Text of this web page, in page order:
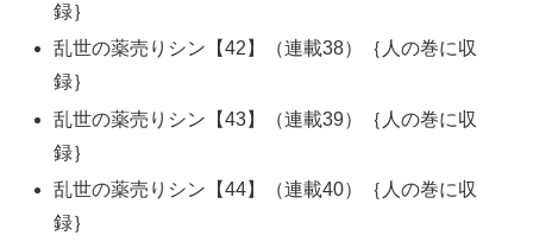
録｝
乱世の薬売りシン【42】（連載38）｛人の巻に収
録｝
乱世の薬売りシン【43】（連載39）｛人の巻に収
録｝
乱世の薬売りシン【44】（連載40）｛人の巻に収
録｝